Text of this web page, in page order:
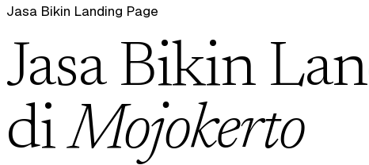
Jasa Bikin Landing Page
Jasa Bikin
diMojokerto